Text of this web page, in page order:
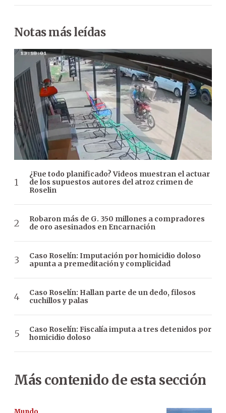
Notas más leídas
¿Fue todo planificado? Videos muestran el actuar
de los supuestos autores del atroz crimen de
Roselin
Robaron más de G. 350 millones a compradores
de oro asesinados en Encarnación
Caso Roselín: Imputación por homicidio doloso
apunta a premeditación y complicidad
Caso Roselín: Hallan parte de un dedo, filosos
cuchillos y palas
Caso Roselín: Fiscalía imputa a tres detenidos por
homicidio doloso
Más contenido de esta sección